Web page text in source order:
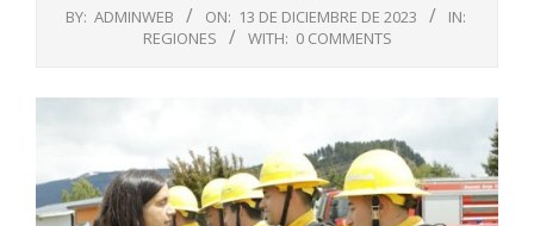
BY: ADMINWEB ON: 13 DE DICIEMBRE DE 2023
IN:
REGIONES
WITH: 0 COMMENTS